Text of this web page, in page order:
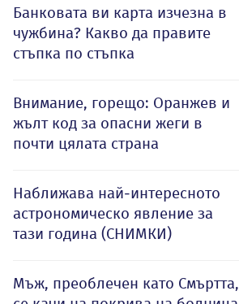
Банковата ви карта изчезна в
чужбина? Какво да правите
стъпка по стъпка
Внимание, горещо: Оранжев и
жълт код за опасни жеги в
почти цялата страна
Наближава най-интересното
астрономическо явление за
тази година (СНИМКИ)
Мъж, преоблечен като Смъртта,